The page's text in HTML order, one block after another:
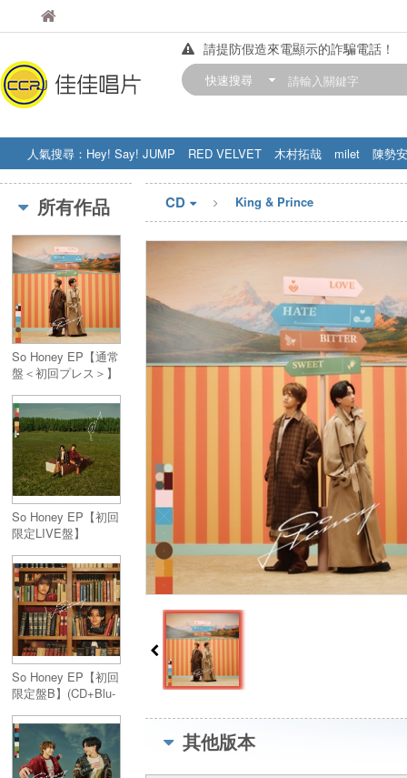
佳佳唱片
請提防假造來電顯示的詐騙電話！
【中華門市營業時間調整公告】
快速搜尋
人氣搜尋： Hey! Say! JUMP RED VELVET 木村拓哉 milet
陳勢安
STRAY KIDS
盧廣仲 周杰伦
所有作品
So Honey EP【通常
盤＜初回プレス＞】
So Honey EP【初回
限定LIVE盤】
So Honey EP【初回
限定盤B】(CD+Blu-
CD King & Prince
其他版本